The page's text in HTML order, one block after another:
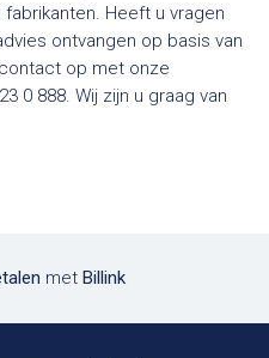
Heeft u vragen
ontvangen op basis van
op met onze
0 888. Wij zijn u graag van
met Billink